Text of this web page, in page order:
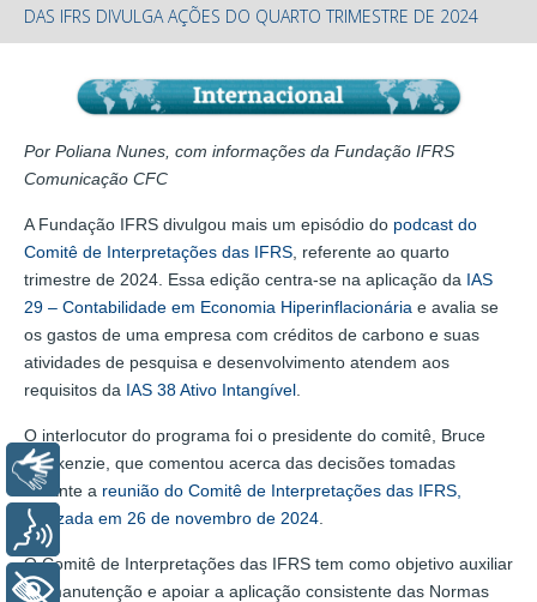
DAS IFRS DIVULGA AÇÕES DO QUARTO TRIMESTRE DE 2024
Por Poliana Nunes, com informações da Fundação IFRS
Comunicação CFC
A Fundação IFRS divulgou mais um episódio do podcast do
Comitê de Interpretações das IFRS , referente ao quarto
trimestre de 2024. Essa edição centra-se na aplicação da IAS
29 – Contabilidade em Economia Hiperinflacionária e avalia se
os gastos de uma empresa com créditos de carbono e suas
atividades de pesquisa e desenvolvimento atendem aos
requisitos da IAS 38 Ativo Intangível
O interlocutor do programa foi o presidente do comitê, Bruce
Mackenzie, que comentou acerca das decisões tomadas
durante a reunião do Comitê de Interpretações das IFRS,
realizada em 26 de novembro de 2024
O Comitê de Interpretações das IFRS tem como objetivo auxiliar
na manutenção e apoiar a aplicação consistente das Normas
Libras
Voz
+ Acessibilidade